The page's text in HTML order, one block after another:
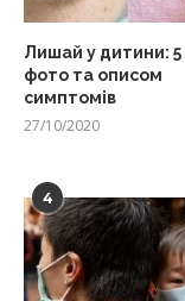
Лишай у дитини: 5
фото та описом
симптомів
27/10/2020
4